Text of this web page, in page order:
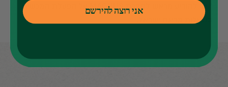
* יש להודיע מראש לחברת MAGNUS על הפעלת המכשיר
בגבולות מדינת ישראל.
אני רוצה להירשם